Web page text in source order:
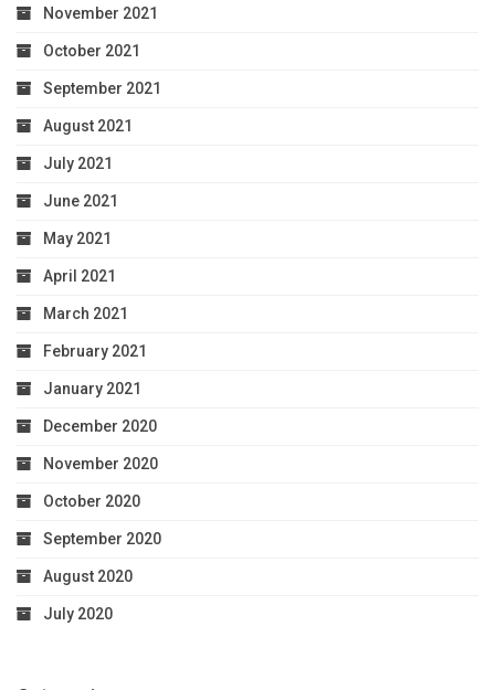
November 2021
October 2021
September 2021
August 2021
July 2021
June 2021
May 2021
April 2021
March 2021
February 2021
January 2021
December 2020
November 2020
October 2020
September 2020
August 2020
July 2020